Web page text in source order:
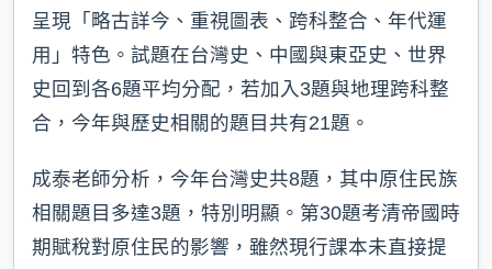
呈現「略古詳今、重視圖表、跨科整合、年代運
用」特色。試題在台灣史、中國與東亞史、世界
史回到各6題平均分配，若加入3題與地理跨科整
合，今年與歷史相關的題目共有21題。
成泰老師分析，今年台灣史共8題，其中原住民族
相關題目多達3題，特別明顯。第30題考清帝國時
期賦稅對原住民的影響，雖然現行課本未直接提